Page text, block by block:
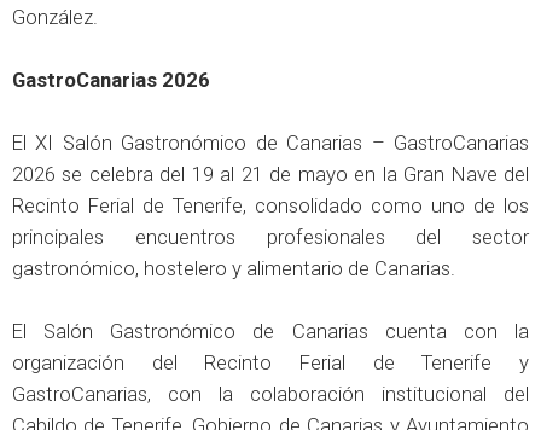
González.
GastroCanarias 2026
El XI Salón Gastronómico de Canarias – GastroCanarias
2026 se celebra del 19 al 21 de mayo en la Gran Nave del
Recinto Ferial de Tenerife, consolidado como uno de los
principales encuentros profesionales del sector
gastronómico, hostelero y alimentario de Canarias.
El Salón Gastronómico de Canarias cuenta con la
organización del Recinto Ferial de Tenerife y
GastroCanarias, con la colaboración institucional del